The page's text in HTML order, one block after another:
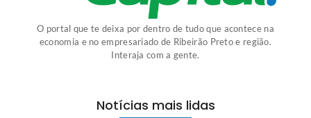
O portal que te deixa por dentro de tudo que acontece na
economia e no empresariado de Ribeirão Preto e região.
Interaja com a gente.
Notícias mais lidas